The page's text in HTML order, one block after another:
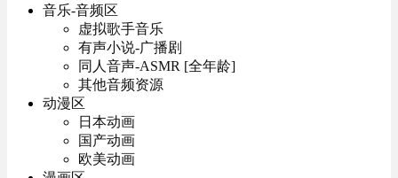
音乐-音频区
虚拟歌手音乐
有声小说-广播剧
同人音声-ASMR [全年龄]
其他音频资源
动漫区
日本动画
国产动画
欧美动画